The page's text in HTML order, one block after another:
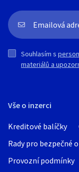
Vše o inzerci
Kreditové balíčky
Rady pro bezpečné
Provozní podmínky
Souhlasím s
materiálů a